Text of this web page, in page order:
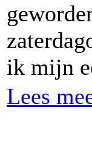
ik mijn
Lees